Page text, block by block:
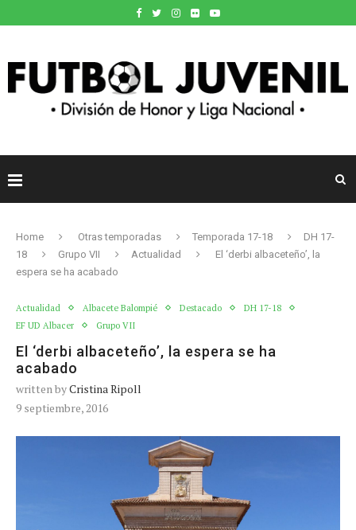
Home Otras temporadas Temporada 17-18
DH 17-
18
Grupo VII Actualidad
El ‘derbi albaceteño’, la
espera se ha acabado
Actualidad Albacete Balompié Destacado
DH 17-18
EF UD Albacer
Grupo VII
El ‘derbi albaceteño’, la espera se ha
acabado
written byCristina Ripoll
9 septiembre, 2016